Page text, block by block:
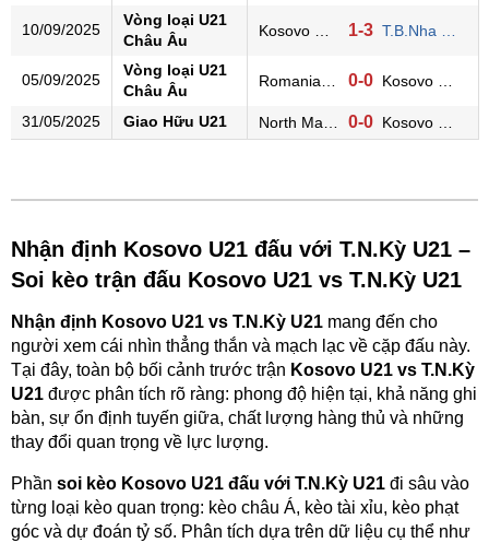
10/09/2025
Vòng loại U21
Châu Âu
1-3
05/09/2025
Vòng loại U21
Châu Âu
0-0
31/05/2025 Giao Hữu U21 0-0
Nhận định Kosovo U21 đấu với T.N.Kỳ U21 –
Soi kèo trận đấu Kosovo U21 vs T.N.Kỳ U21
Nhận định Kosovo U21 vs T.N.Kỳ U21 mang đến cho
người xem cái nhìn thẳng thắn và mạch lạc về cặp đấu này.
Tại đây, toàn bộ bối cảnh trước trận Kosovo U21 vs T.N.Kỳ
U21 được phân tích rõ ràng: phong độ hiện tại, khả năng ghi
bàn, sự ổn định tuyến giữa, chất lượng hàng thủ và những
thay đổi quan trọng về lực lượng.
Phần soi kèo Kosovo U21 đấu với T.N.Kỳ U21 đi sâu vào
từng loại kèo quan trọng: kèo châu Á, kèo tài xỉu, kèo phạt
góc và dự đoán tỷ số. Phân tích dựa trên dữ liệu cụ thể như